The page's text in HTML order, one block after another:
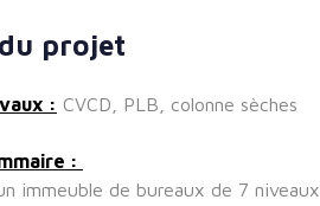
projet
: CVCD, PLB, colonne sèches
:
immeuble de bureaux de 7 niveaux